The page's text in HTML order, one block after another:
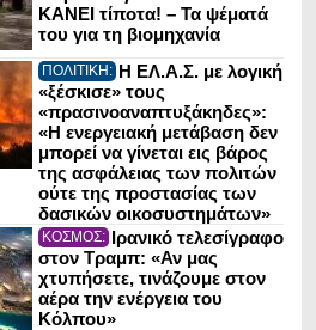
ΚΑΝΕΙ τίποτα! – Τα ψέματά
του για τη βιομηχανία
ΠΟΛΙΤΙΚΗ: Η ΕΛ.Α.Σ. με λογική
«ξέσκισε» τους
«πρασινοαναπτυξάκηδες»:
«Η ενεργειακή μετάβαση δεν
μπορεί να γίνεται εις βάρος
της ασφάλειας των πολιτών
ούτε της προστασίας των
δασικών οικοσυστημάτων»
ΚΟΣΜΟΣ: Ιρανικό τελεσίγραφο
στον Τραμπ: «Αν μας
χτυπήσετε, τινάζουμε στον
αέρα την ενέργεια του
Κόλπου»